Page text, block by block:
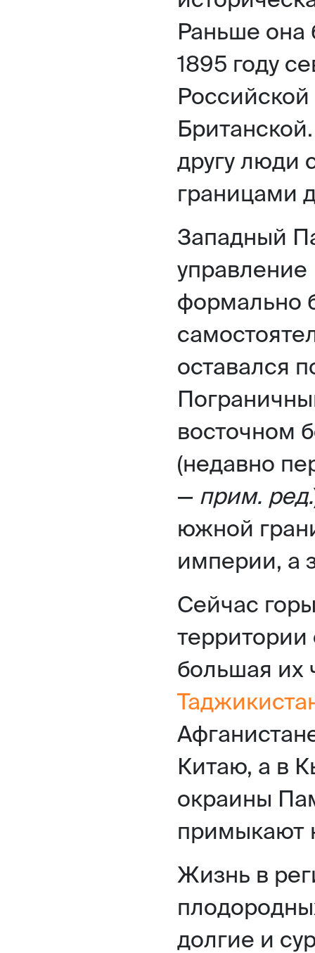
Раньше
1895 году
другу люди
границами
Западный
управление
формально
оставался
восточном
(недавно
— прим. ред.
южной
империи, а
Сейчас
территории
большая их
Китаю, а в
окраины
примыкают
Жизнь в
долгие и